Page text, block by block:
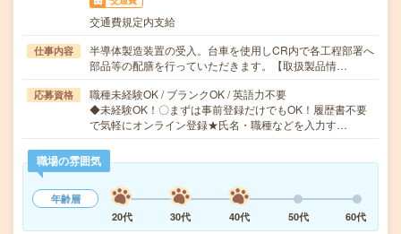
交通費規定内支給
仕事内容
半導体製造装置の受入。台車を使用しCR内で各工程部署へ
部品等の配膳を行っていただきます。【取扱製品情…
応募資格
職種未経験OK / ブランクOK / 英語力不要
◆未経験OK！〇まずは事前登録だけでもOK！履歴書不要
で気軽にオンライン登録★氏名・職種などを入力す…
職場の雰囲気
年齢層
20代
30代 40代 50代 60代